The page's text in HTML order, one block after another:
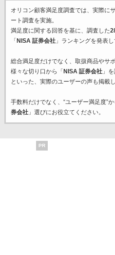
オリコン顧客満足度調査では、実際に
ート調査を実施。
満足度に関する回答を基に、調査した
「NISA 証券会社」ランキングを発表し
総合満足度だけでなく、取扱商品やサ
様々な切り口から「NISA 証券会社」
といった、実際のユーザーの声も掲載
手数料だけでなく、“ユーザー満足度”
券会社」選びにお役立てください。
PR